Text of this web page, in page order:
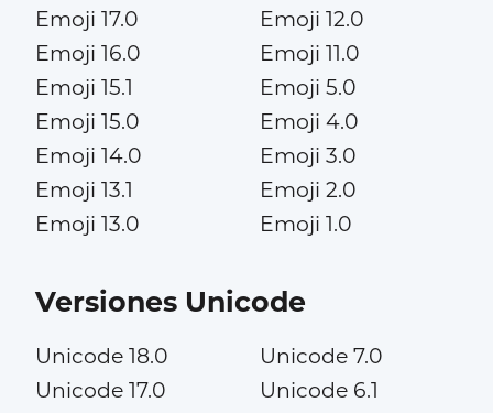
Emoji 17.0
Emoji 16.0
Emoji 15.1
Emoji 15.0
Emoji 14.0
Emoji 13.1
Emoji 13.0
Emoji 12.0
Emoji 11.0
Emoji 5.0
Emoji 4.0
Emoji 3.0
Emoji 2.0
Emoji 1.0
Versiones Unicode
Unicode 18.0
Unicode 17.0
Unicode 7.0
Unicode 6.1